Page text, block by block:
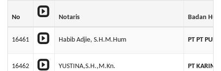
No Notaris Badan
16461 Habib Adjie, S.H.M.Hum PT PT
16462 YUSTINA,S.H.,M.Kn. PT